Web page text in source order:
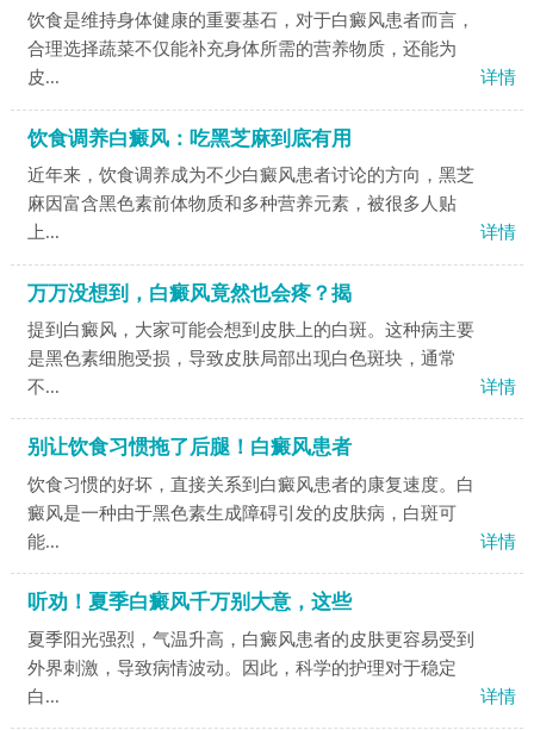
饮食是维持身体健康的重要基石，对于白癜风患者而言，
合理选择蔬菜不仅能补充身体所需的营养物质，还能为
皮...
详情
饮食调养白癜风：吃黑芝麻到底有用
近年来，饮食调养成为不少白癜风患者讨论的方向，黑芝
麻因富含黑色素前体物质和多种营养元素，被很多人贴
上...
详情
万万没想到，白癜风竟然也会疼？揭
提到白癜风，大家可能会想到皮肤上的白斑。这种病主要
是黑色素细胞受损，导致皮肤局部出现白色斑块，通常
不...
详情
别让饮食习惯拖了后腿！白癜风患者
饮食习惯的好坏，直接关系到白癜风患者的康复速度。白
癜风是一种由于黑色素生成障碍引发的皮肤病，白斑可
能...
详情
听劝！夏季白癜风千万别大意，这些
夏季阳光强烈，气温升高，白癜风患者的皮肤更容易受到
外界刺激，导致病情波动。因此，科学的护理对于稳定
白...
详情